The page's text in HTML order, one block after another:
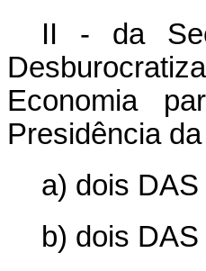
II - da
Economia
Presidência
a) dois DAS
b) dois